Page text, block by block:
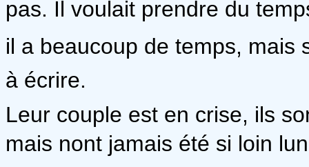
pas. Il voulait prendre du
il a beaucoup de temps, mais
à écrire.
Leur couple est en crise, ils
mais nont jamais été si loin